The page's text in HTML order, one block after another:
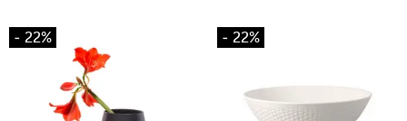
- 22% - 22%